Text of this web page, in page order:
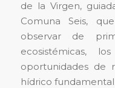
de la Virgen,
Comuna Seis,
observar de
ecosistémicas,
oportunidades de
hídrico